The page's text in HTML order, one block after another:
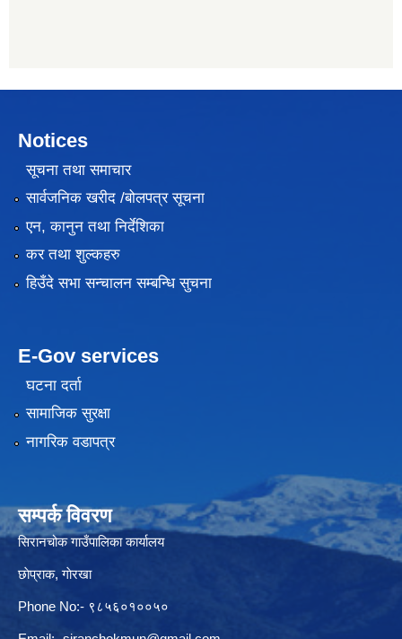
Notices
सूचना तथा समाचार
सार्वजनिक खरीद /बोलपत्र सूचना
एन, कानुन तथा निर्देशिका
कर तथा शुल्कहरु
हिउँदे सभा सन्चालन सम्बन्धि सुचना
E-Gov services
घटना दर्ता
सामाजिक सुरक्षा
नागरिक वडापत्र
सम्पर्क विवरण
सिरानचोक गाउँपालिका कार्यालय
छाेप्राक, गाेरखा
Phone No:- ९८५६०१००५०